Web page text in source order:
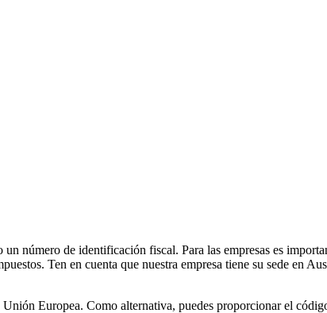
número de identificación fiscal. Para las empresas es
Ten en cuenta que nuestra empresa tiene su sede en
Europea. Como alternativa, puedes proporcionar el